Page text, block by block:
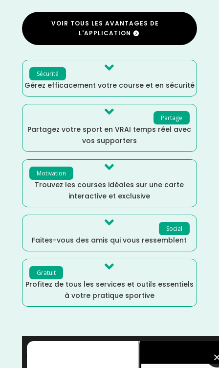
VOIR TOUS LES AVANTAGES DE
L'APPLICATION
Sécurité 
Gérez efficacement votre course et en sécurité
Partage

Partagez votre sport en VRAI temps réel avec
vos supporters
Motivation 
Trouvez les courses idéales sur une carte
interactive et exclusive
Social

Faites-vous des amis qui vous ressemblent
Gratuit 
Profitez de tous les services et outils essentiels
à votre pratique sportive
Paris